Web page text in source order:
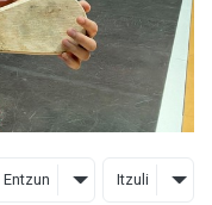
Entzun Itzuli